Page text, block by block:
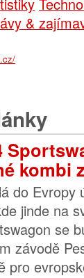
&
kombi
do Evropy
jinde na
se
závodě
pro